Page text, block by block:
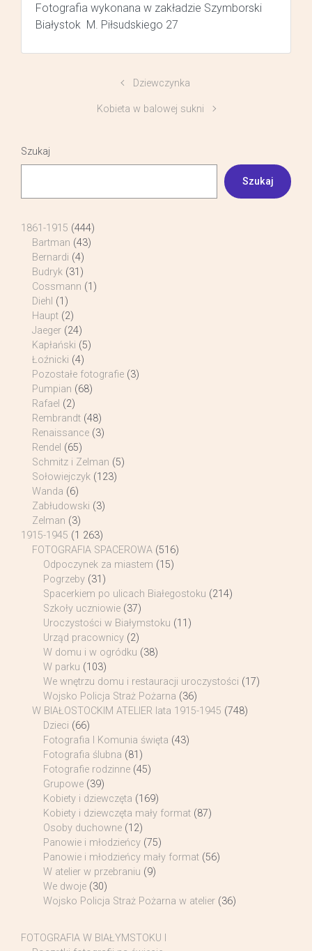
Fotografia wykonana w zakładzie Szymborski
Białystok M. Piłsudskiego 27
Dziewczynka
Kobieta w balowej sukni
Szukaj
Szukaj
1861-1915 (444)
Bartman (43)
Bernardi (4)
Budryk (31)
Cossmann (1)
Diehl (1)
Haupt (2)
Jaeger (24)
Kapłański (5)
Łoźnicki (4)
Pozostałe fotografie (3)
Pumpian (68)
Rafael (2)
Rembrandt (48)
Renaissance (3)
Rendel (65)
Schmitz i Zelman (5)
Sołowiejczyk (123)
Wanda (6)
Zabłudowski (3)
Zelman (3)
1915-1945 (1 263)
FOTOGRAFIA SPACEROWA (516)
Odpoczynek za miastem (15)
Pogrzeby (31)
Spacerkiem po ulicach Białegostoku (214)
Szkoły uczniowie (37)
Uroczystości w Białymstoku (11)
Urząd pracownicy (2)
W domu i w ogródku (38)
W parku (103)
We wnętrzu domu i restauracji uroczystości (17)
Wojsko Policja Straż Pożarna (36)
W BIAŁOSTOCKIM ATELIER lata 1915-1945 (748)
Dzieci (66)
Fotografia I Komunia święta (43)
Fotografia ślubna (81)
Fotografie rodzinne (45)
Grupowe (39)
Kobiety i dziewczęta (169)
Kobiety i dziewczęta mały format (87)
Osoby duchowne (12)
Panowie i młodzieńcy (75)
Panowie i młodzieńcy mały format (56)
W atelier w przebraniu (9)
We dwoje (30)
Wojsko Policja Straż Pożarna w atelier (36)
FOTOGRAFIA W BIAŁYMSTOKU I